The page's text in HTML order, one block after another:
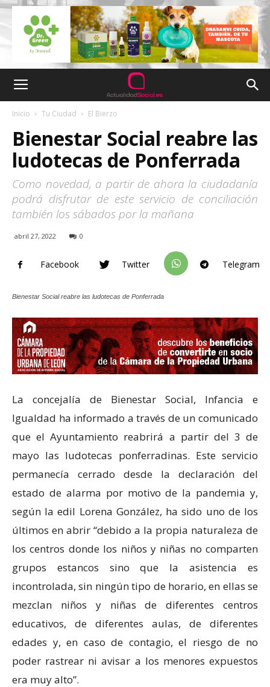
Inicio Tu Ciudad El Bierzo
Bienestar Social reabre las
ludotecas de Ponferrada
Como novedad, a partir de ahora la ciudadanía
podrá disfrutar de este servicio de conciliación
también los sábados por la mañana
abril 27, 2022 0
Facebook Twitter Telegram
Bienestar Social reabre las ludotecas de Ponferrada
La concejalía de Bienestar Social, Infancia e
Igualdad ha informado a través de un comunicado
que el Ayuntamiento reabrirá a partir del 3 de
mayo las ludotecas ponferradinas. Este servicio
permanecía cerrado desde la declaración del
estado de alarma por motivo de la pandemia y,
según la edil Lorena González, ha sido uno de los
últimos en abrir “debido a la propia naturaleza de
los centros donde los niños y niñas no comparten
grupos estancos sino que la asistencia es
incontrolada, sin ningún tipo de horario, en ellas se
mezclan niños y niñas de diferentes centros
educativos, de diferentes aulas, de diferentes
edades y, en caso de contagio, el riesgo de no
poder rastrear ni avisar a los menores expuestos
era muy alto”.